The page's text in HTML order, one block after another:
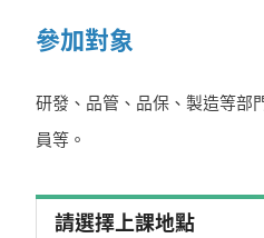
參加對象
研發、品管、品保、製造等部
員等。
請選擇上課地點